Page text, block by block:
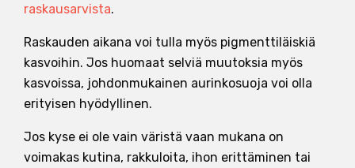
raskausarvista.
Raskauden aikana voi tulla myös pigmenttiläiskiä
kasvoihin. Jos huomaat selviä muutoksia myös
kasvoissa, johdonmukainen aurinkosuoja voi olla
erityisen hyödyllinen.
Jos kyse ei ole vain väristä vaan mukana on
voimakas kutina, rakkuloita, ihon erittäminen tai